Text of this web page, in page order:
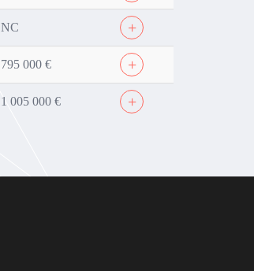
NC +
795 000 € +
1 005 000 € +